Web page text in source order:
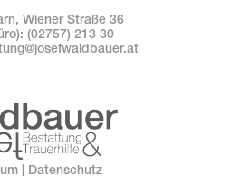
Wiener Straße 36
(02757) 213 30
| Datenschutz